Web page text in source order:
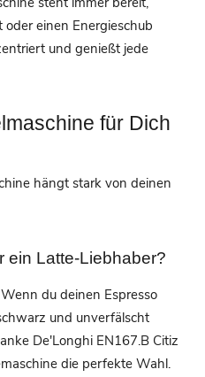
einen Energieschub
und genießt jede
für Dich
hängt stark von deinen
ein Latte-Liebhaber?
Wenn du deinen Espresso
und unverfälscht
De'Longhi EN167.B Citiz
die perfekte Wahl.